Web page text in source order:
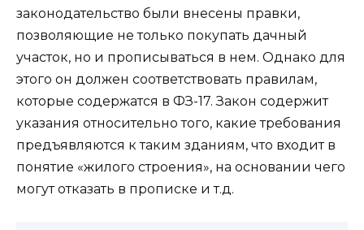
законодательство были внесены правки,
позволяющие не только покупать дачный
участок, но и прописываться в нем. Однако для
этого он должен соответствовать правилам,
которые содержатся в ФЗ-17. Закон содержит
указания относительно того, какие требования
предъявляются к таким зданиям, что входит в
понятие «жилого строения», на основании чего
могут отказать в прописке и т.д.